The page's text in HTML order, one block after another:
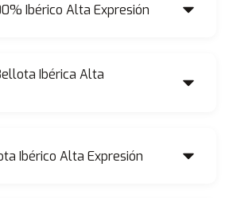
Ibérico Alta Expresión
Ibérica Alta
Ibérico Alta Expresión